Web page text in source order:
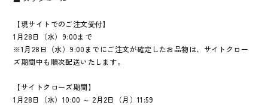
【現サイトでのご注文受付】
1月28日（水）9:00まで
※1月28日（水）9:00までにご注文が確定したお品物は、サイトクロー
ズ期間中も順次配送いたします。
【サイトクローズ期間】
1月28日（水）10:00 ～ 2月2日（月）11:59